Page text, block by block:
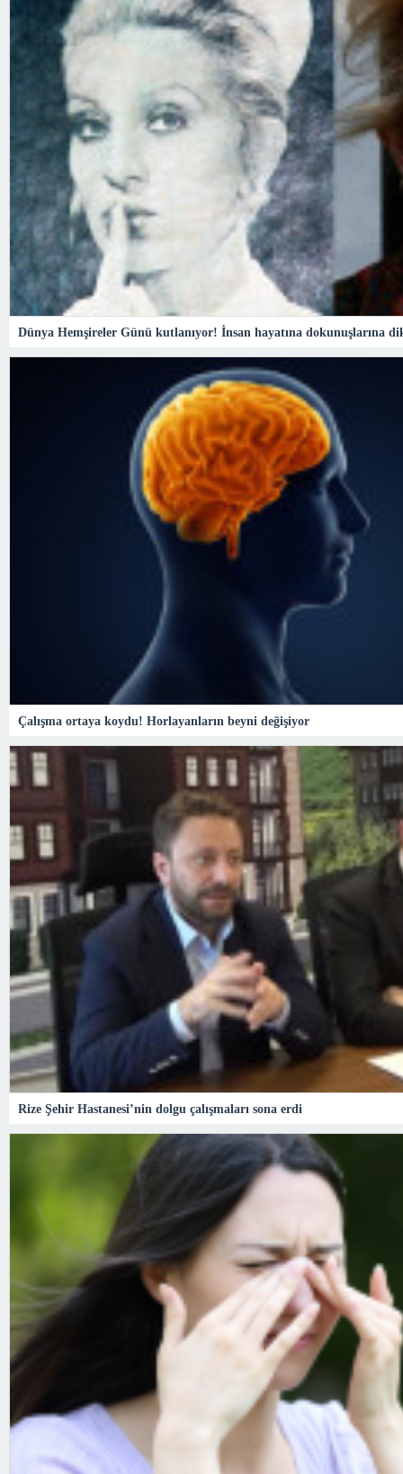
Dünya Hemşireler Günü kutlanıyor! İnsan hayatına dokunuşlarına
Çalışma ortaya koydu! Horlayanların beyni değişiyor
Rize Şehir Hastanesi’nin dolgu çalışmaları sona erdi